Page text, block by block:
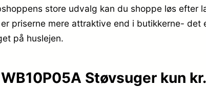
store udvalg kan du shoppe løs
priserne mere attraktive end i butikkerne-
på huslejen.
Støvsuger kun